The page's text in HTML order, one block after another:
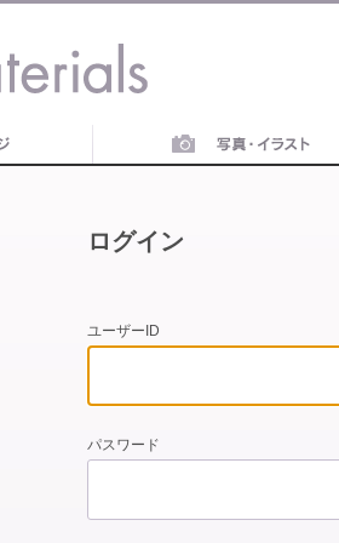
ログイン
ユーザーID
パスワード